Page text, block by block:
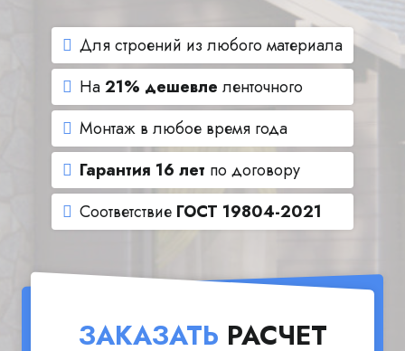
Для строений из любого материала
На21% дешевле ленточного
Монтаж в любое время года
Гарантия 16 лет по договору
Соответствие ГОСТ 19804-2021
ЗАКАЗАТЬ РАСЧЕТ